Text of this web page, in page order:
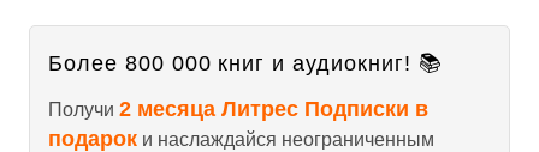
Более 800 000 книг и аудиокниг! 📚
Получи 2 месяца Литрес Подписки в
подарок и наслаждайся неограниченным